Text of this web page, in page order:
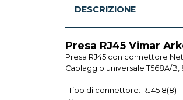
DESCRIZIONE
Presa RJ45 Vimar
Presa RJ45 con connettore
Cablaggio universale T568A/
-Tipo di connettore: RJ45 8(8)